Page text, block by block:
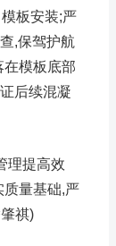
板安装;严
,保驾护航
在模板底部
后续混凝
理提高效
质量基础,严
祺)